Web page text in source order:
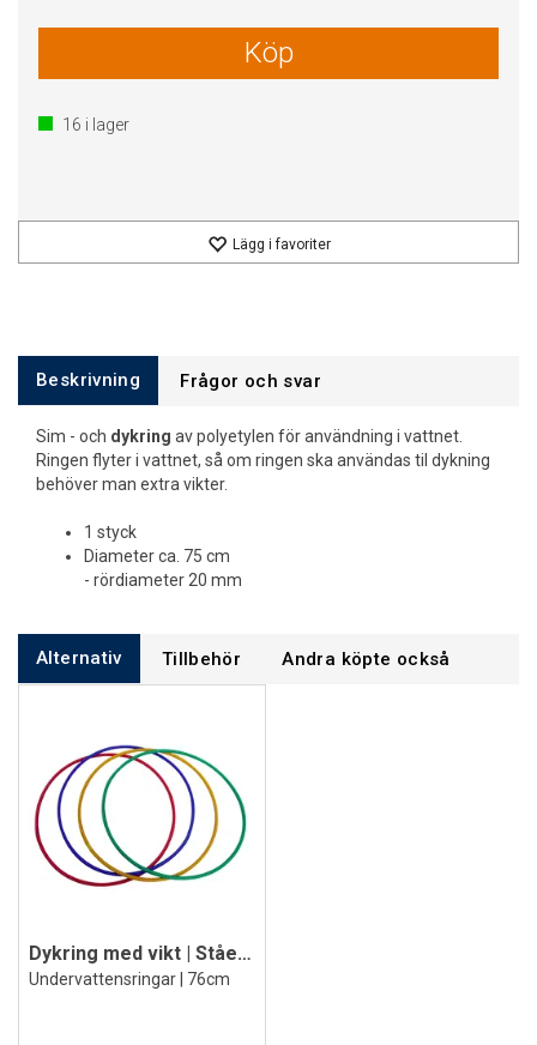
Köp
16 i lager
Lägg i favoriter
Beskrivning Frågor och svar
Sim - och dykring av polyetylen för användning i vattnet.
Ringen flyter i vattnet, så om ringen ska användas til dykning
behöver man extra vikter.
1 styck
Diameter ca. 75 cm
- rördiameter 20 mm
Alternativ Tillbehör Andra köpte också
Dykring med vikt | Stående | 4 st
Undervattensringar | 76cm